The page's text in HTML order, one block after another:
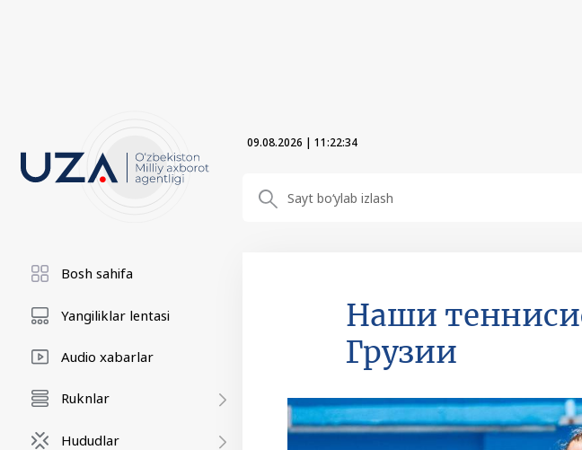
09.08.2026 | 11:22:35
Bosh sahifa
Yangiliklar lentasi
Audio xabarlar
Ruknlar
Hududlar
Наши
Грузии